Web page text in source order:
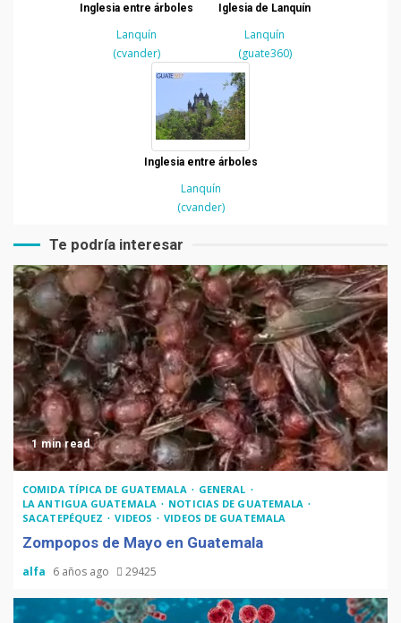
Inglesia entre árboles
Lanquín
(cvander)
Iglesia de Lanquín
Lanquín
(guate360)
Inglesia entre árboles
Lanquín
(cvander)
Te podría interesar
1 min read
COMIDA TÍPICA DE GUATEMALA
GENERAL
LA ANTIGUA GUATEMALA
NOTICIAS DE GUATEMALA
SACATEPÉQUEZ
VIDEOS VIDEOS DE GUATEMALA
Zompopos de Mayo en Guatemala
alfa 6 años ago 29425